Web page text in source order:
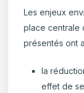
Les enjeux
place centrale
présentés ont
la
effet de